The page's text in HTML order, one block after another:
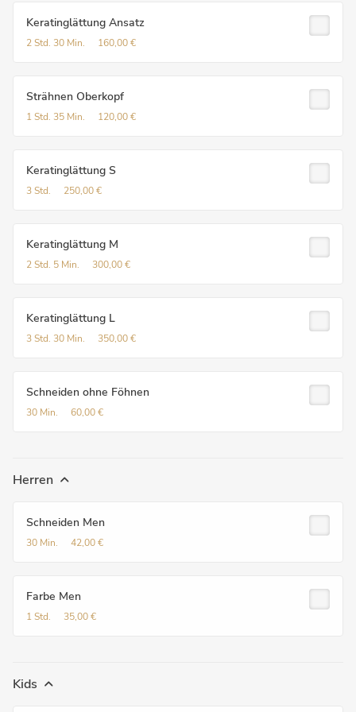
Keratinglättung Ansatz
2 Std. 30 Min. 160,00 €
Strähnen Oberkopf
1 Std. 35 Min. 120,00 €
Keratinglättung S
3 Std. 250,00 €
Keratinglättung M
2 Std. 5 Min. 300,00 €
Keratinglättung L
3 Std. 30 Min. 350,00 €
Schneiden ohne Föhnen
30 Min. 60,00 €
Herren
Schneiden Men
30 Min. 42,00 €
Farbe Men
1 Std. 35,00 €
Kids